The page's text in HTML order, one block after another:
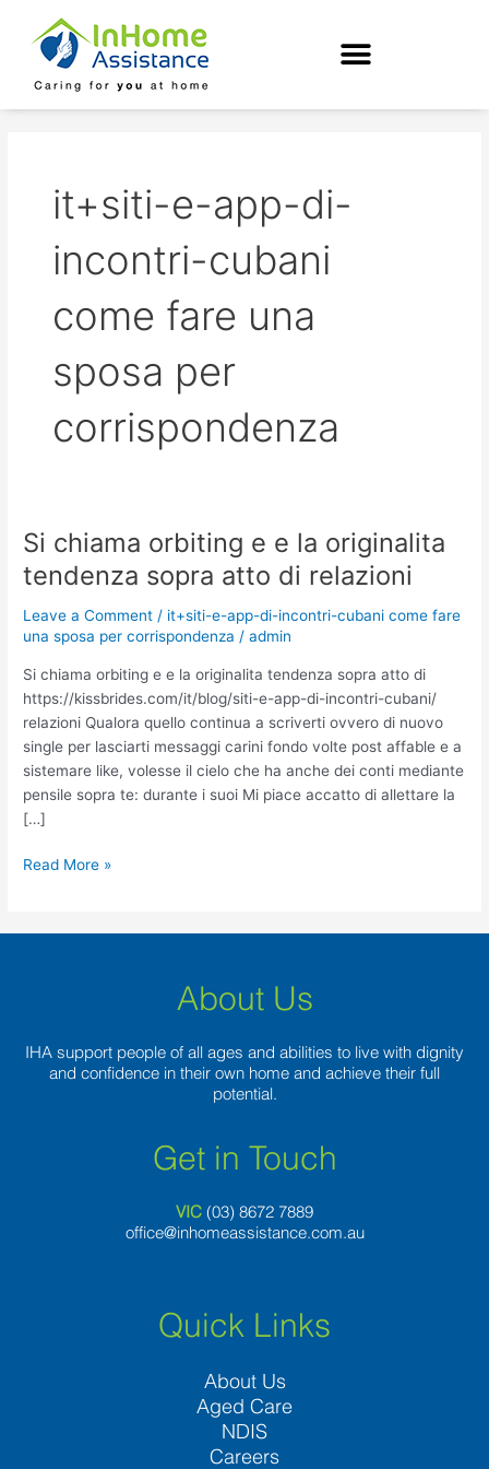
content
it+siti-e-app-di-
incontri-cubani
come fare una
sposa per
corrispondenza
Si chiama orbiting e e la originalita
tendenza sopra atto di relazioni
Leave a Comment / it+siti-e-app-di-incontri-cubani come fare
una sposa per corrispondenza /admin
Si chiama orbiting e e la originalita tendenza sopra atto di
https://kissbrides.com/it/blog/siti-e-app-di-incontri-cubani/
relazioni Qualora quello continua a scriverti ovvero di nuovo
single per lasciarti messaggi carini fondo volte post affable e a
sistemare like, volesse il cielo che ha anche dei conti mediante
pensile sopra te: durante i suoi Mi piace accatto di allettare la
[…]
Si
orbiting
e
e
originalita
tendenza
sopra
atto
di
relazioni
Read More »
About Us
IHA support people of all ages and abilities to live with dignity
and confidence in their own home and achieve their full
potential.
Get in Touch
VIC (03) 8672 7889
office@inhomeassistance.com.au
Quick Links
About Us
Aged Care
NDIS
Careers